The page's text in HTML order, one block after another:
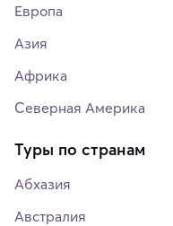
Европа
Азия
Африка
Северная Америка
Туры по странам
Абхазия
Австралия